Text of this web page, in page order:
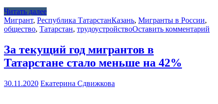
Читать далее
Мигрант, Республика ТатарстанКазань, Мигранты в России,
общество, Татарстан, трудоустройствоОставить комментарий
За текущий год мигрантов в
Татарстане стало меньше на 42%
30.11.2020 Екатерина Сдвижкова